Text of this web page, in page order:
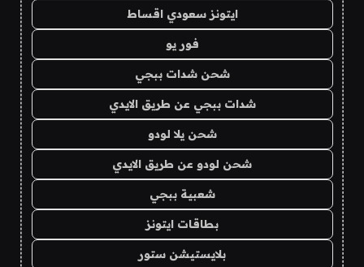
ايتونز سعودي اقساط
فور يو
شحن شدات ببجي
شدات ببجي عن طريق الايدي
شحن يلا لودو
شحن لودو عن طريق الايدي
شعبية ببجي
بطاقات ايتونز
بلايستيشن ستور